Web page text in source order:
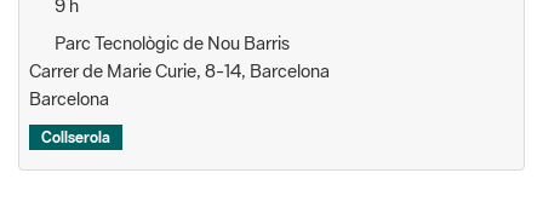
9 h
Parc Tecnològic de Nou Barris
Carrer de Marie Curie, 8-14, Barcelona
Barcelona
Collserola